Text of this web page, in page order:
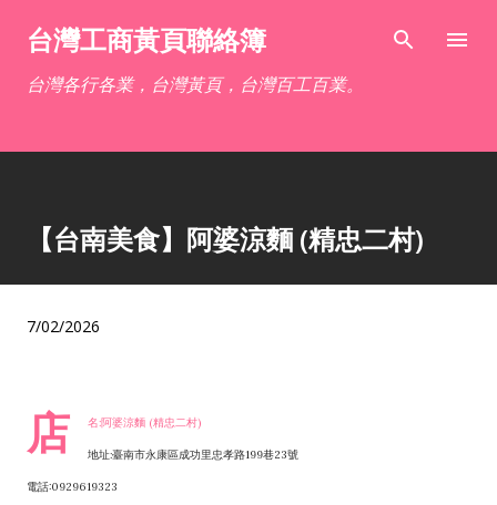
跳到主要內容
台灣工商黃頁聯絡簿
台灣各行各業，台灣黃頁，台灣百工百業。
【台南美食】阿婆涼麵 (精忠二村)
7/02/2026
店 名:阿婆涼麵 (精忠二村)
地址:臺南市永康區成功里忠孝路199巷23號
電話:0929619323